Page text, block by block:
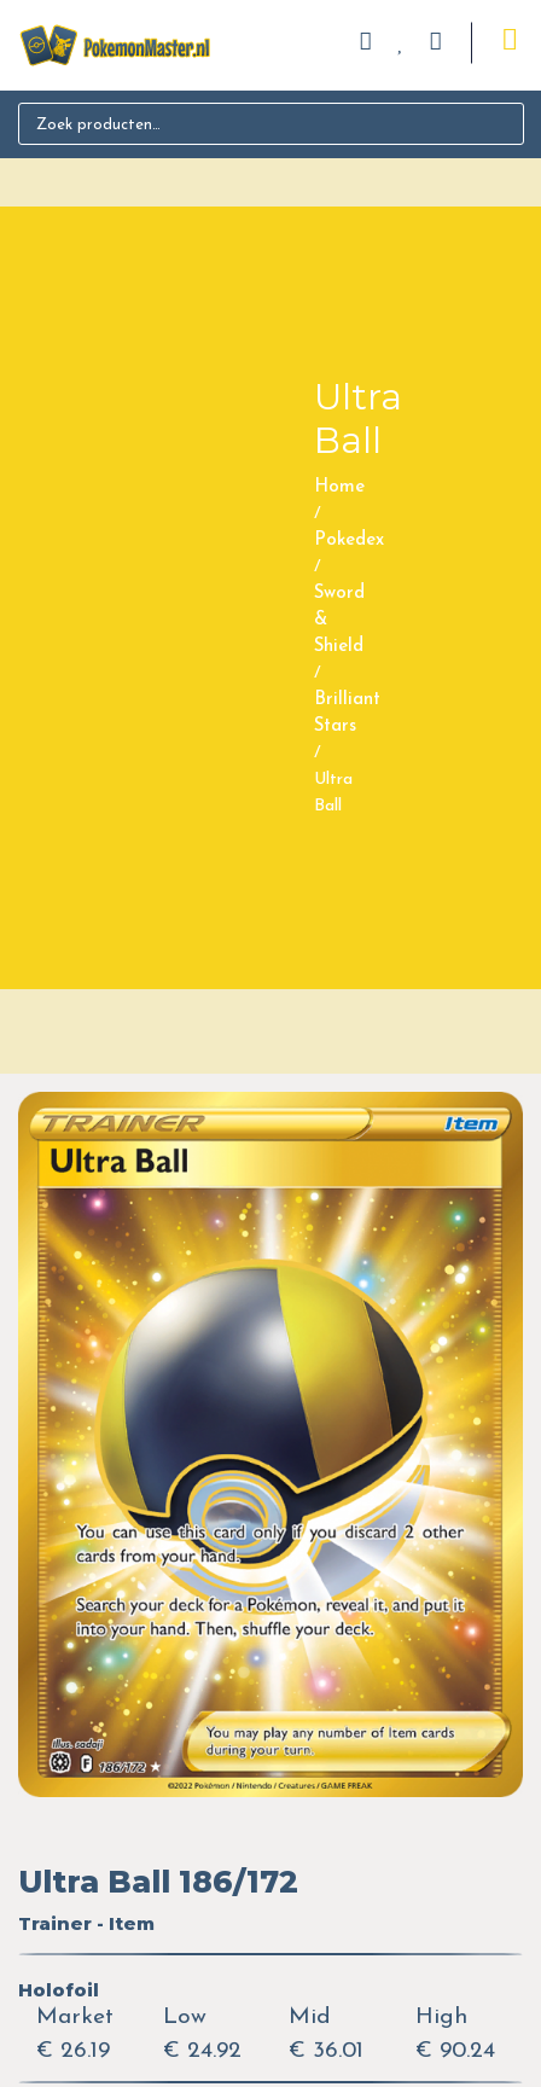
Search for:
Ultra
Ball
Home
/
Pokedex
/
Sword
&
Shield
/
Brilliant
Stars
/
Ultra
Ball
Ultra Ball 186/172
Trainer - Item
Holofoil
Market
€ 26.19
Low
€ 24.92
Mid
€ 36.01
High
€ 90.24